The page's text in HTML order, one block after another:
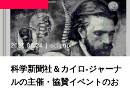
2026.06.24 sci-pub
科学新聞社＆カイロ-ジャーナ
ルの主催・協賛イベントのお